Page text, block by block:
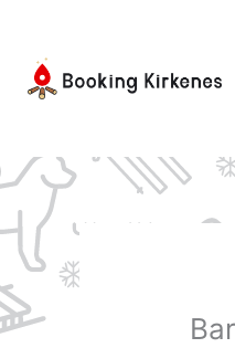
innholdet